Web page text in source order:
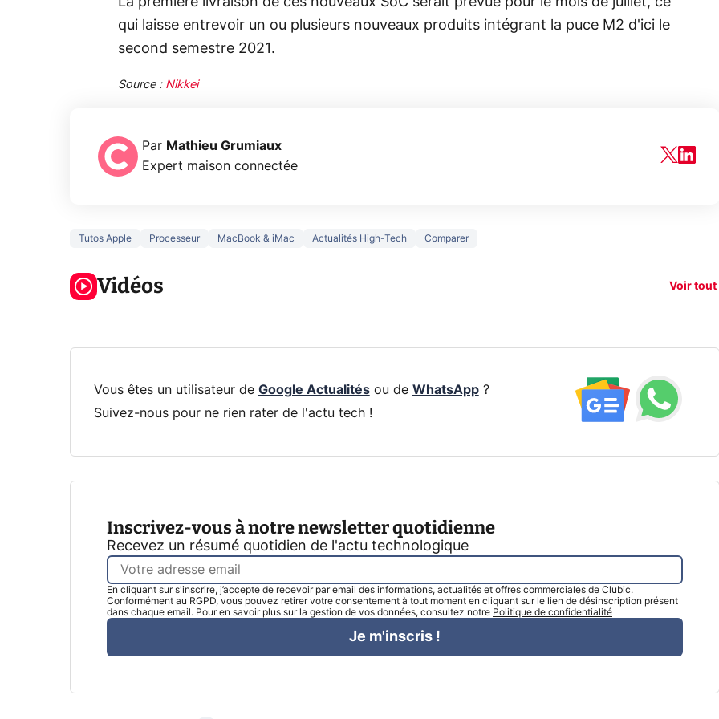
qui laisse entrevoir un ou plusieurs nouveaux produits intégrant la puce M2 d'ici le
second semestre 2021.
Source : Nikkei
Par Mathieu Grumiaux
Expert maison connectée
Tutos Apple Processeur MacBook & iMac Actualités High-Tech Comparer
Vidéos Voir tout
3 écrans en 1
Voici L'AOC
CQ32G4ZA !
Ce que vous
Vous êtes un utilisateur de Google Actualitésou de WhatsApp?
Suivez-nous pour ne rien rater de l'actu tech !
Inscrivez-vous à notre newsletter quotidienne
Recevez un résumé quotidien de l'actu technologique
En cliquant sur s'inscrire, j’accepte de recevoir par email des informations, actualités et offres commerciales de Clubic.
Conformément au RGPD, vous pouvez retirer votre consentement à tout moment en cliquant sur le lien de désinscription présent
dans chaque email. Pour en savoir plus sur la gestion de vos données, consultez notre Politique de confidentialité
Je m'inscris !